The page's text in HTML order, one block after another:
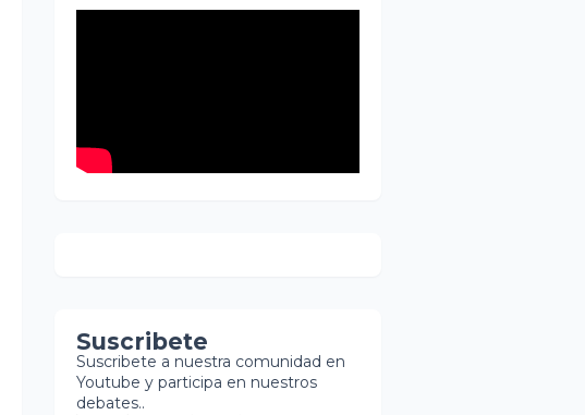
Suscribete
Suscribete a nuestra comunidad en
Youtube y participa en nuestros
debates..